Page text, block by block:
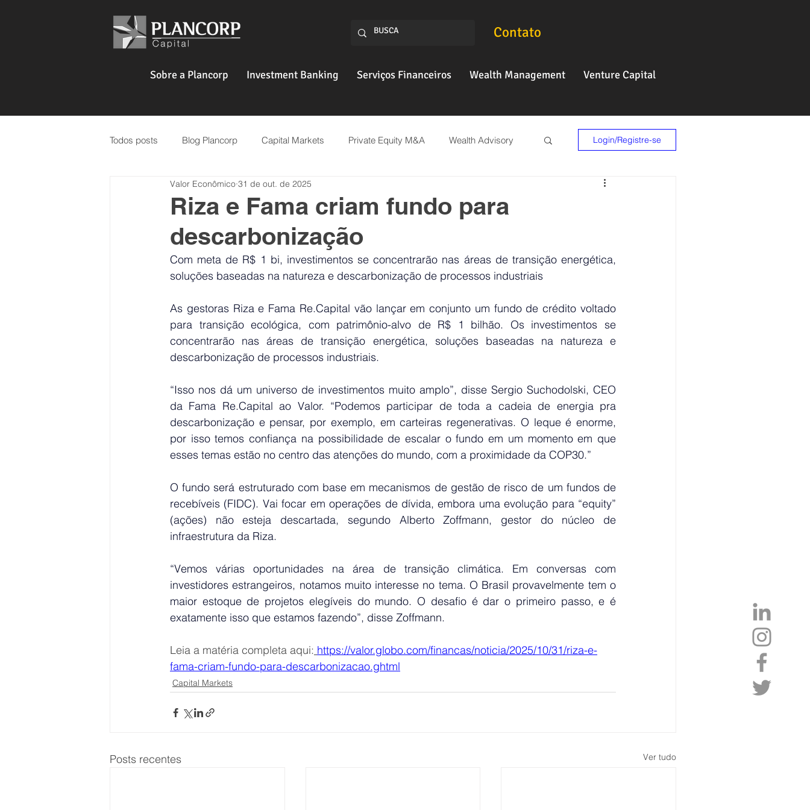
Contato
Sobre a Plancorp Investment Banking Serviços Financeiros Wealth Management Venture Capital
Todos posts Blog Plancorp Capital Markets Private Equity M&A Wealth Advisory
Venture Capital Real Estate Fintech
Login/Registre-se
Riza e Fama criam fundo para
descarbonização
Valor Econômico 31 de out. de 2025
Com meta de R$ 1 bi, investimentos se concentrarão nas áreas de transição energética,
soluções baseadas na natureza e descarbonização de processos industriais
As gestoras Riza e Fama Re.Capital vão lançar em conjunto um fundo de crédito voltado
para transição ecológica, com patrimônio-alvo de R$ 1 bilhão. Os investimentos se
concentrarão nas áreas de transição energética, soluções baseadas na natureza e
descarbonização de processos industriais.
“Isso nos dá um universo de investimentos muito amplo”, disse Sergio Suchodolski, CEO
da Fama Re.Capital ao Valor. “Podemos participar de toda a cadeia de energia pra
descarbonização e pensar, por exemplo, em carteiras regenerativas. O leque é enorme,
por isso temos confiança na possibilidade de escalar o fundo em um momento em que
esses temas estão no centro das atenções do mundo, com a proximidade da COP30.”
O fundo será estruturado com base em mecanismos de gestão de risco de um fundos de
recebíveis (FIDC). Vai focar em operações de dívida, embora uma evolução para “equity”
(ações) não esteja descartada, segundo Alberto Zoffmann, gestor do núcleo de
infraestrutura da Riza.
“Vemos várias oportunidades na área de transição climática. Em conversas com
investidores estrangeiros, notamos muito interesse no tema. O Brasil provavelmente tem o
maior estoque de projetos elegíveis do mundo. O desafio é dar o primeiro passo, e é
exatamente isso que estamos fazendo”, disse Zoffmann.
Leia a matéria completa aqui: https://valor.globo.com/financas/noticia/2025/10/31/riza-e-
fama-criam-fundo-para-descarbonizacao.ghtml
Capital Markets
Posts recentes Ver tudo